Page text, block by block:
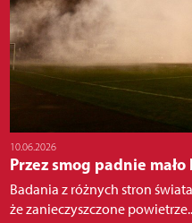
10.06.2026
Przez smog padnie
Badania z różnych stron
że zanieczyszczone